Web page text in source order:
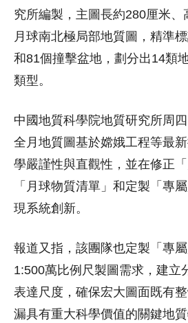
究所編製，主圖長約280厘米、
月球南北極局部地質圖，精準
和81個撞擊盆地，劃分出14類
類型。
中國地質科學院地質研究所周
全月地質圖基於嫦娥工程等最
學嚴謹性與直觀性，並在修正
「月球物質清單」和定製「專
現系統創新。
報道又指，該團隊也定製「專
1:500萬比例尺製圖需求，建立
表達尺度，確保宏大圖面既有
漏具有重大科學價值的關鍵地質